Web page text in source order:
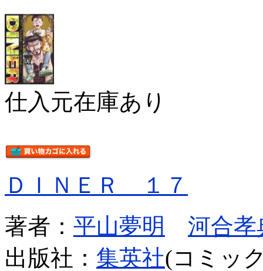
仕入元在庫あり
ＤＩＮＥＲ １７
著者： 平山夢明
河合孝
出版社： 集英社(コミッ